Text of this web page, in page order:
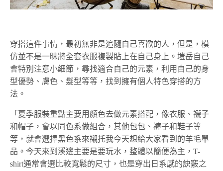
穿搭這件事情，最初無非是追隨自己喜歡的人，但是，模
仿並不是一昧將全套衣服複製貼上在自己身上。塏岳自己
會特別注意小細節，尋找適合自己的元素，利用自己的身
型優勢、膚色、髮型等等，找到擁有個人特色穿搭的方
法。
「夏季服裝重點主要用顏色去做元素搭配，像衣服、襪子
和帽子，會以同色系做組合，其他包包、褲子和鞋子等
等，就會選擇黑色系來襯托我今天想給大家看到的羊毛單
品。今天來到溪邊主要是要玩水，整體以簡便為主，T-
shirt通常會選比較寬鬆的尺寸，也是穿出日系感的訣竅之